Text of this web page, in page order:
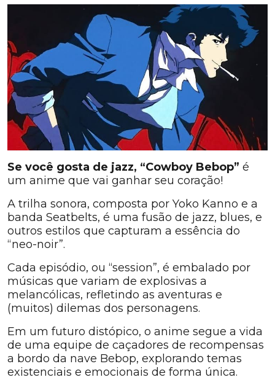
Se você gosta de jazz, “Cowboy Bebop” é
um anime que vai ganhar seu coração!
A trilha sonora, composta por Yoko Kanno e a
banda Seatbelts, é uma fusão de jazz, blues, e
outros estilos que capturam a essência do
“neo-noir”.
Cada episódio, ou “session”, é embalado por
músicas que variam de explosivas a
melancólicas, refletindo as aventuras e
(muitos) dilemas dos personagens.
Em um futuro distópico, o anime segue a vida
de uma equipe de caçadores de recompensas
a bordo da nave Bebop, explorando temas
existenciais e emocionais de forma única.